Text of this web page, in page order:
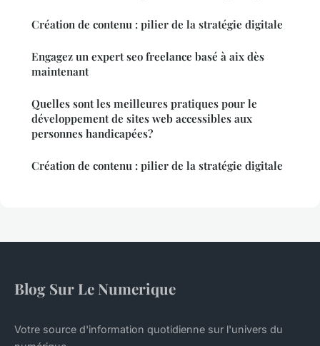
Création de contenu : pilier de la stratégie digitale
Engagez un expert seo freelance basé à aix dès
maintenant
Quelles sont les meilleures pratiques pour le
développement de sites web accessibles aux
personnes handicapées?
Création de contenu : pilier de la stratégie digitale
Blog Sur Le Numerique
Votre source d'information quotidienne sur l'univers du